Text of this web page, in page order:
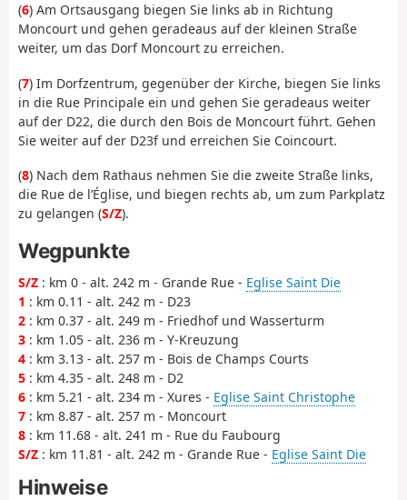
(6) Am Ortsausgang biegen Sie links ab in Richtung
Moncourt und gehen geradeaus auf der kleinen Straße
weiter, um das Dorf Moncourt zu erreichen.
(7) Im Dorfzentrum, gegenüber der Kirche, biegen Sie links
in die Rue Principale ein und gehen Sie geradeaus weiter
auf der D22, die durch den Bois de Moncourt führt. Gehen
Sie weiter auf der D23f und erreichen Sie Coincourt.
(8) Nach dem Rathaus nehmen Sie die zweite Straße links,
die Rue de l’Église, und biegen rechts ab, um zum Parkplatz
zu gelangen (S/Z).
Wegpunkte
S/Z : km 0 - alt. 242 m - Grande Rue - Eglise Saint Die
1 : km 0.11 - alt. 242 m - D23
2 : km 0.37 - alt. 249 m - Friedhof und Wasserturm
3 : km 1.05 - alt. 236 m - Y-Kreuzung
4 : km 3.13 - alt. 257 m - Bois de Champs Courts
5 : km 4.35 - alt. 248 m - D2
6 : km 5.21 - alt. 234 m - Xures - Eglise Saint Christophe
7 : km 8.87 - alt. 257 m - Moncourt
8 : km 11.68 - alt. 241 m - Rue du Faubourg
S/Z : km 11.81 - alt. 242 m - Grande Rue - Eglise Saint Die
Hinweise